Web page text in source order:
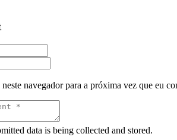
navegador para a próxima vez que eu
data is being collected and stored.